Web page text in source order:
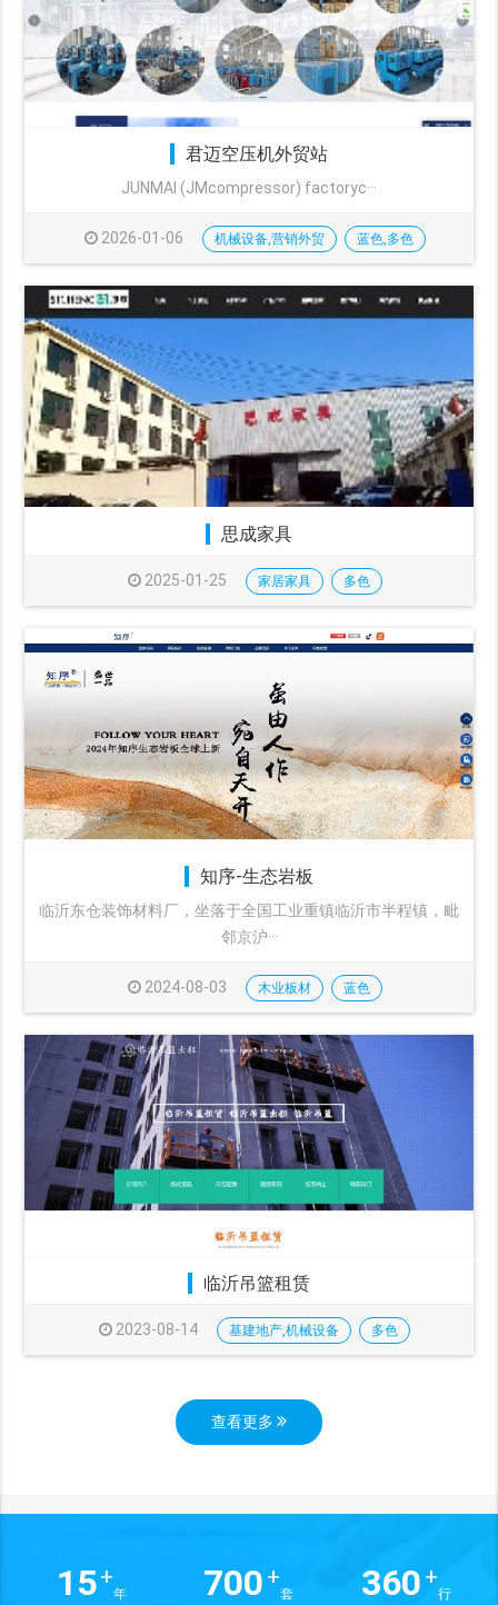
君迈空压机外贸站
JUNMAI (JMcompressor) factoryc···
2026-01-06 机械设备,营销外贸 蓝色,多色
思成家具
2025-01-25 家居家具 多色
知序-生态岩板
临沂东仓装饰材料厂，坐落于全国工业重镇临沂市半程镇，毗
邻京沪···
2024-08-03 木业板材 蓝色
临沂吊篮租赁
2023-08-14 基建地产,机械设备 多色
查看更多
15+
年 700 +
套 360 +
行